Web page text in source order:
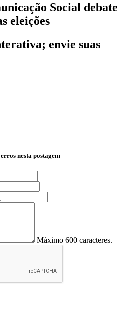
Social debate
eleições
envie suas
nesta postagem
Máximo 600 caracteres.